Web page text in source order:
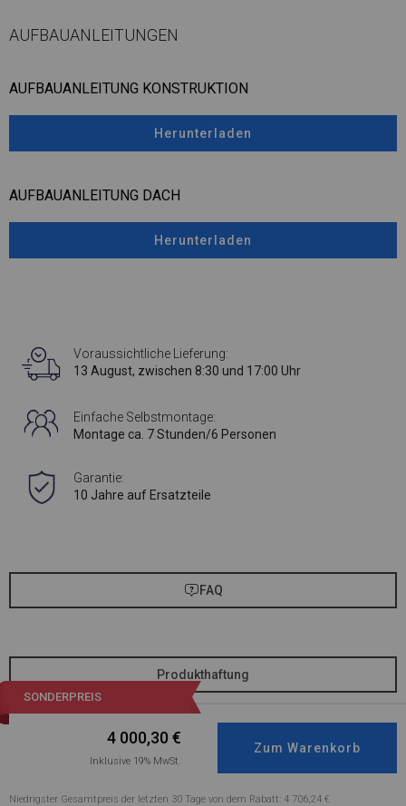
AUFBAUANLEITUNGEN
AUFBAUANLEITUNG KONSTRUKTION
Herunterladen
AUFBAUANLEITUNG DACH
Herunterladen
Voraussichtliche Lieferung:
13 August, zwischen 8:30 und 17:00 Uhr
Einfache Selbstmontage:
Montage ca. 7 Stunden/6 Personen
Garantie:
10 Jahre auf Ersatzteile
FAQ
Produkthaftung
SONDERPREIS
4 000,30€
Inklusive 19% MwSt.
Niedrigster Gesamtpreis der letzten 30 Tage von dem Rabatt: 4 706,24 €